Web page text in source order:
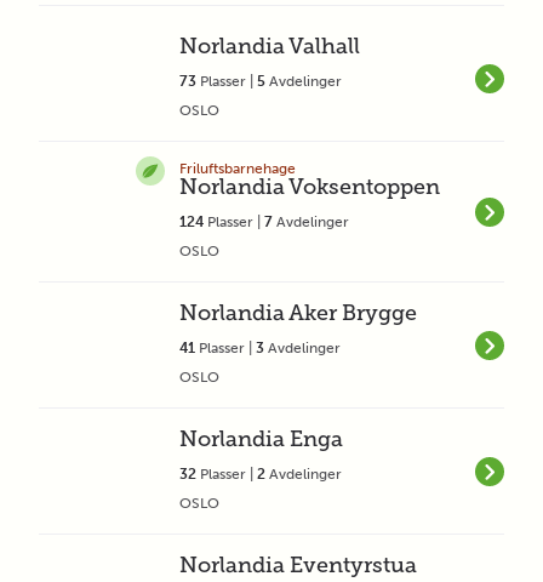
Norlandia Valhall
73 Plasser | 5 Avdelinger
OSLO
Friluftsbarnehage
Norlandia Voksentoppen
124 Plasser | 7 Avdelinger
OSLO
Norlandia Aker Brygge
41 Plasser | 3 Avdelinger
OSLO
Norlandia Enga
32 Plasser | 2 Avdelinger
OSLO
Norlandia Eventyrstua